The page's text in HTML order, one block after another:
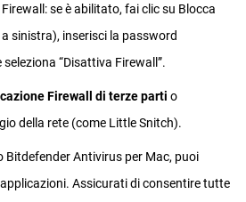
se è abilitato, fai clic su Blocca
sinistra), inserisci la password
“Disattiva Firewall”.
Firewall di terze parti o
della rete (come Little Snitch).
Bitdefender Antivirus per Mac, puoi
Assicurati di consentire tutte